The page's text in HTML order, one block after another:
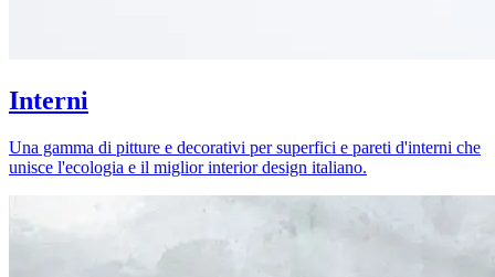
Interni
Una gamma di pitture e decorativi per superfici e pareti d'interni che
unisce l'ecologia e il miglior interior design italiano.